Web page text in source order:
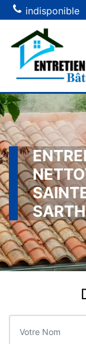
indisponible